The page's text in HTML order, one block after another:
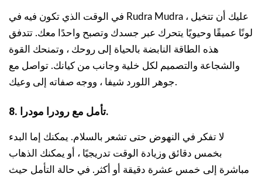
في الوقت الذي تكون فيه في Rudra Mudra ، عليك أن تتخيل
لونًا عميقًا وحيويًا يتحرك عبر جسدك وتصبح واحدًا معك. تتدفق
هذه الطاقة النابضة بالحياة إلى روحك ، وتمنحك القوة
والشجاعة والتصميم لكل خلية وجانب من كيانك. تواصل مع
جوهر اللورد شيفا ، ووجه صفاته إلى وعيك.
8. تأمل مع رودرا مودرا.
لا تفكر في النهوض حتى تشعر بالسلام. يمكنك إما البدء
بخمس دقائق وزيادة الوقت تدريجيًا ، أو يمكنك الذهاب
مباشرة إلى خمس عشرة دقيقة أو أكثر. في حالة التأمل حيث